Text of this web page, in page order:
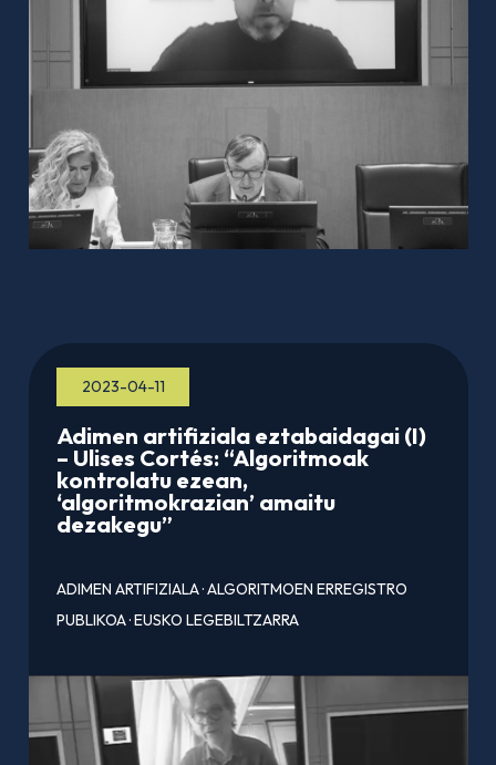
2023-04-11
Adimen artifiziala eztabaidagai (I)
– Ulises Cortés: “Algoritmoak
kontrolatu ezean,
‘algoritmokrazian’ amaitu
dezakegu”
ADIMEN ARTIFIZIALA·ALGORITMOEN ERREGISTRO
PUBLIKOA·EUSKO LEGEBILTZARRA